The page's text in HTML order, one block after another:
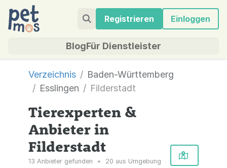
Registrieren Einloggen
BlogFür Dienstleister
Verzeichnis
Baden-Württemberg
Esslingen
Filderstadt
Tierexperten &
Anbieter in
Filderstadt
13 Anbieter gefunden + 20 aus Umgebung